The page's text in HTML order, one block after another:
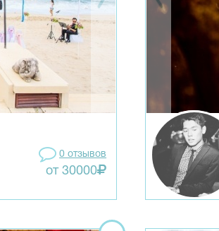
0 отзывов
от 30000